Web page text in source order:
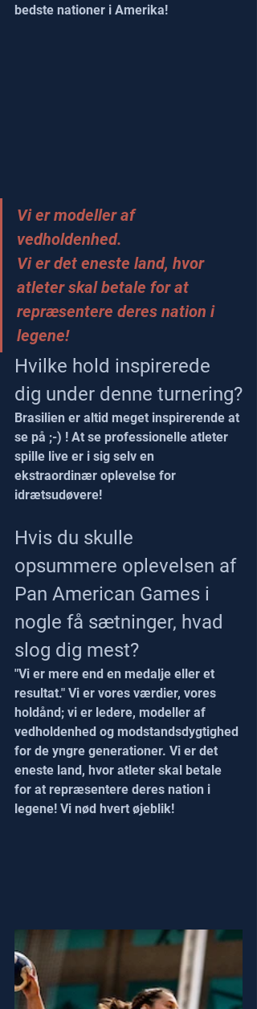
bedste nationer i Amerika!
Vi er modeller af
vedholdenhed.
Vi er det eneste land, hvor
atleter skal betale for at
repræsentere deres nation i
legene!
Hvilke hold inspirerede
dig under denne turnering?
Brasilien er altid meget inspirerende at
se på ;-) ! At se professionelle atleter
spille live er i sig selv en
ekstraordinær oplevelse for
idrætsudøvere!
Hvis du skulle
opsummere oplevelsen af
Pan American Games i
nogle få sætninger, hvad
slog dig mest?
"Vi er mere end en medalje eller et
resultat." Vi er vores værdier, vores
holdånd; vi er ledere, modeller af
vedholdenhed og modstandsdygtighed
for de yngre generationer. Vi er det
eneste land, hvor atleter skal betale
for at repræsentere deres nation i
legene! Vi nød hvert øjeblik!